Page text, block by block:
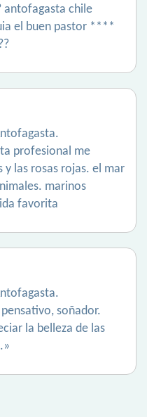
antofagasta chile
el buen pastor ****
profesional me
y las rosas rojas. el mar
marinos
favorita
soñador.
la belleza de las